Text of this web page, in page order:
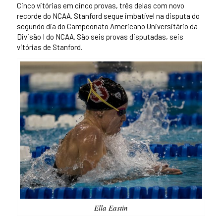
Cinco vitórias em cinco provas, três delas com novo
recorde do NCAA. Stanford segue imbatível na disputa do
segundo dia do Campeonato Americano Universitário da
Divisão I do NCAA. São seis provas disputadas, seis
vitórias de Stanford.
Ella Eastin